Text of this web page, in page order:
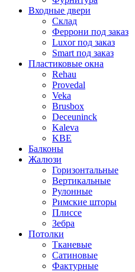
Входные двери
Склад
Феррони под заказ
Luxor под заказ
Smart под заказ
Пластиковые окна
Rehau
Provedal
Veka
Brusbox
Deceuninck
Kaleva
KBE
Балконы
Жалюзи
Горизонтальные
Вертикальные
Рулонные
Римские шторы
Плиссе
Зебра
Потолки
Тканевые
Сатиновые
Фактурные